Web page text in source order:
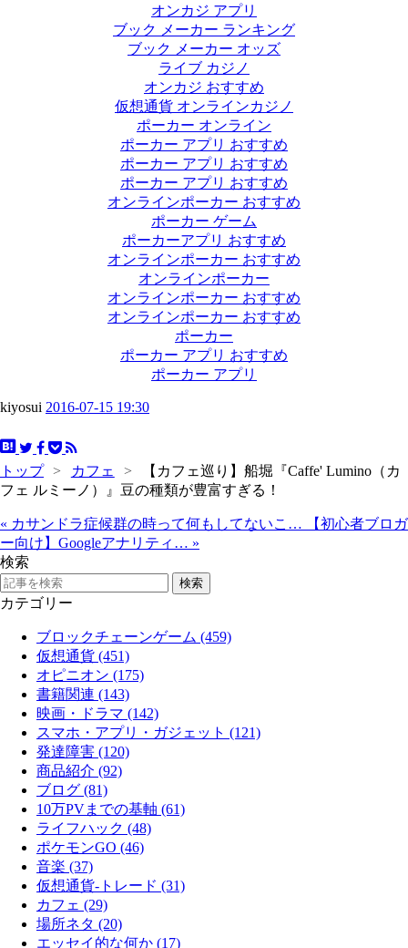
オンカジ アプリ
ブック メーカー ランキング
ブック メーカー オッズ
ライブ カジノ
オンカジ おすすめ
仮想通貨 オンラインカジノ
ポーカー オンライン
ポーカー アプリ おすすめ
ポーカー アプリ おすすめ
ポーカー アプリ おすすめ
オンラインポーカー おすすめ
ポーカー ゲーム
ポーカーアプリ おすすめ
オンラインポーカー おすすめ
オンラインポーカー
オンラインポーカー おすすめ
オンラインポーカー おすすめ
ポーカー
ポーカー アプリ おすすめ
ポーカー アプリ
kiyosui 2016-07-15 19:30
トップ > カフェ >
【カフェ巡り】船堀『Caffe' Lumino（カ
フェ ルミーノ）』豆の種類が豊富すぎる！
« カサンドラ症候群の時って何もしてないこ…
【初心者ブロガ
ー向け】Googleアナリティ… »
検索
カテゴリー
ブロックチェーンゲーム (459)
仮想通貨 (451)
オピニオン (175)
書籍関連 (143)
映画・ドラマ (142)
スマホ・アプリ・ガジェット (121)
発達障害 (120)
商品紹介 (92)
ブログ (81)
10万PVまでの基軸 (61)
ライフハック (48)
ポケモンGO (46)
音楽 (37)
仮想通貨-トレード (31)
カフェ (29)
場所ネタ (20)
エッセイ的な何か (17)